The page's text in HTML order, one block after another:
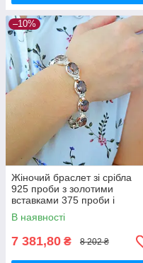
–10%
Жіночий браслет зі срібла
925 проби з золотими
вставками 375 проби і
раухтопазом
В наявності
7 381,80 ₴ 8 202 ₴